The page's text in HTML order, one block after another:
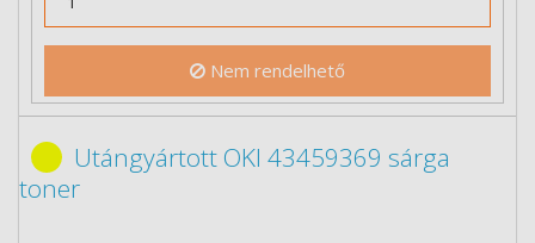
Nem rendelhető
Utángyártott OKI 43459369 sárga
toner